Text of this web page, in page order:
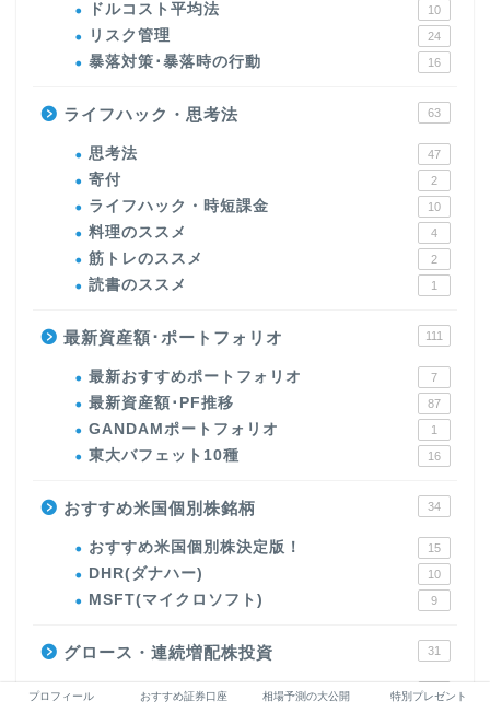
ドルコスト平均法 10
リスク管理 24
暴落対策･暴落時の行動 16
ライフハック・思考法 63
思考法 47
寄付 2
ライフハック・時短課金 10
料理のススメ 4
筋トレのススメ 2
読書のススメ 1
最新資産額･ポートフォリオ 111
最新おすすめポートフォリオ 7
最新資産額･PF推移 87
GANDAMポートフォリオ 1
東大バフェット10種 16
おすすめ米国個別株銘柄 34
おすすめ米国個別株決定版！ 15
DHR(ダナハー) 10
MSFT(マイクロソフト) 9
グロース・連続増配株投資 31
半導体･SOXL･SMH 1
プロフィール おすすめ証券口座 相場予測の大公開 特別プレゼント